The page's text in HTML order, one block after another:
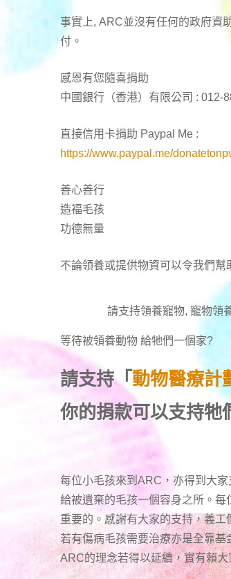
事實上, ARC並沒有任何的政府資
付。
感恩有您隨喜捐助
中國銀行（香港）有限公司 : 012-
直接信用卡捐助 Paypal Me :
https://www.paypal.me/
善心善行
造福毛孩
功德無量
不論領養或提供物資可以令我們幫
請支持領養寵物, 寵物領
等待被領養動物 給牠們一個家?
請支持「 動物醫療計
你的捐款可以支持牠
每位小毛孩來到ARC，亦得到大
給被遺棄的毛孩一個容身之所。
重要的。感謝有大家的支持，義
若有傷病毛孩需要治療亦是全靠基
ARC的理念若得以延續，實有賴